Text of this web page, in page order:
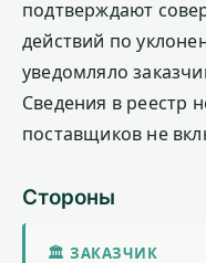
подтверждают
действий по
уведомляло
Сведения в реестр
поставщиков не
Стороны
🏛 ЗАКАЗЧИК